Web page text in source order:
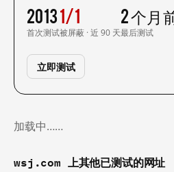
2013
首次测试
1/1
被屏蔽 · 近 90 天
2 个月
最后测试
立即测试
加载中……
wsj.com 上其他已测试的网址